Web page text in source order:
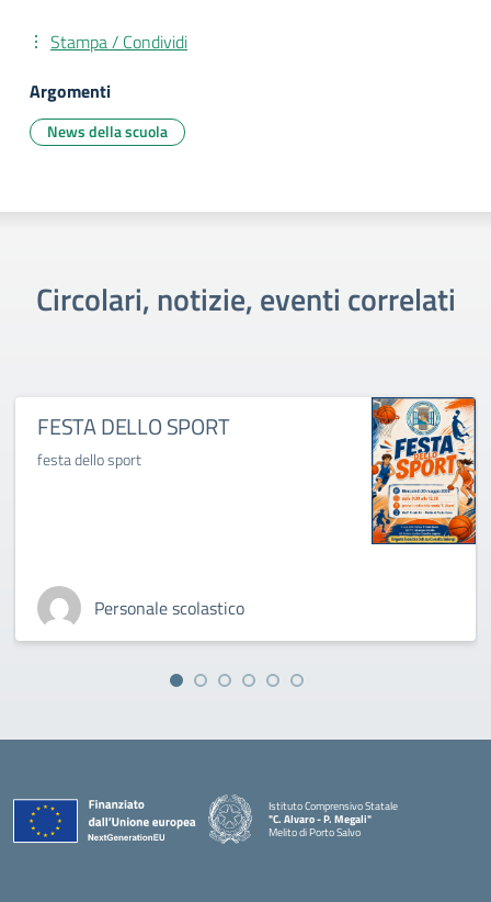
Stampa / Condividi
Argomenti
News della scuola
Circolari, notizie, eventi correlati
FESTA DELLO SPORT
festa dello sport
Personale scolastico
Istituto Comprensivo Statale
"C. Alvaro - P. Megali"
Melito di Porto Salvo